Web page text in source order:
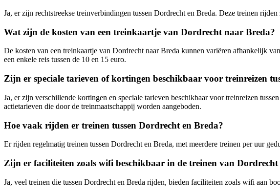
Ja, er zijn rechtstreekse treinverbindingen tussen Dordrecht en Breda. Deze treinen
Wat zijn de kosten van een treinkaartje van Dordrecht naar Breda?
De kosten van een treinkaartje van Dordrecht naar Breda kunnen variëren afhankelijk
een enkele reis tussen de 10 en 15 euro.
Zijn er speciale tarieven of kortingen beschikbaar voor treinreizen
Ja, er zijn verschillende kortingen en speciale tarieven beschikbaar voor treinreizen
actietarieven die door de treinmaatschappij worden aangeboden.
Hoe vaak rijden er treinen tussen Dordrecht en Breda?
Er rijden regelmatig treinen tussen Dordrecht en Breda, met meerdere treinen per uur
Zijn er faciliteiten zoals wifi beschikbaar in de treinen van
Ja, veel treinen die tussen Dordrecht en Breda rijden, bieden faciliteiten zoals wifi aan